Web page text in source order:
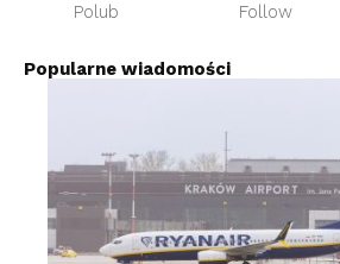
Polub Follow
Popularne wiadomości